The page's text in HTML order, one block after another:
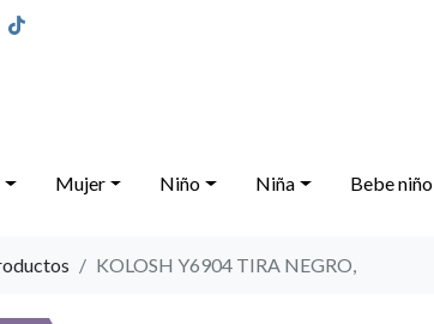
Mujer Niño Niña Bebe niño
KOLOSH Y6904 TIRA NEGRO,